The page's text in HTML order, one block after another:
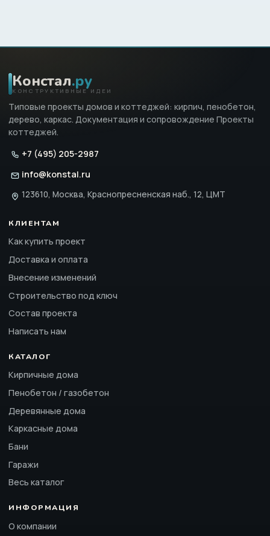
Констал.ру
КОНСТРУКТИВНЫЕ ИДЕИ
Типовые проекты домов и коттеджей: кирпич, пенобетон,
дерево, каркас. Документация и сопровождение Проекты
коттеджей.
+7 (495) 205-2987
info@konstal.ru
123610, Москва, Краснопресненская наб., 12, ЦМТ
КЛИЕНТАМ
Как купить проект
Доставка и оплата
Внесение изменений
Строительство под ключ
Состав проекта
Написать нам
КАТАЛОГ
Кирпичные дома
Пенобетон / газобетон
Деревянные дома
Каркасные дома
Бани
Гаражи
Весь каталог
ИНФОРМАЦИЯ
О компании